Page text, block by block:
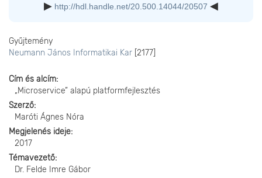
http://hdl.handle.net/20.500.14044/20507
Gyűjtemény
Neumann János Informatikai Kar [2177]
Cím és alcím
„Microservice” alapú platformfejlesztés
Szerző
Maróti Ágnes Nóra
Megjelenés ideje
2017
Témavezető
Dr. Felde Imre Gábor